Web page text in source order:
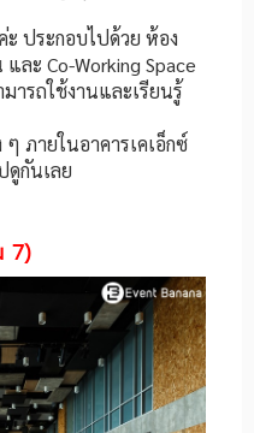
ประกอบไปด้วย ห้อง
ละ Co-Working Space
ารถใช้งานและเรียนรู้
ภายในอาคารเคเอ็กซ์
ดูกันเลย
7)